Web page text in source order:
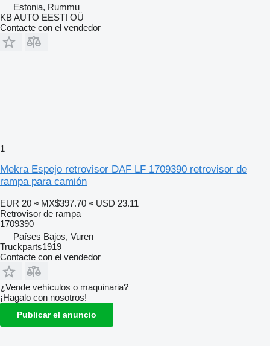
Estonia, Rummu
KB AUTO EESTI OÜ
Contacte con el vendedor
1
Mekra Espejo retrovisor DAF LF 1709390 retrovisor de
rampa para camión
EUR 20 ≈ MX$397.70 ≈ USD 23.11
Retrovisor de rampa
1709390
Países Bajos, Vuren
Truckparts1919
Contacte con el vendedor
¿Vende vehículos o maquinaria?
¡Hagalo con nosotros!
Publicar el anuncio